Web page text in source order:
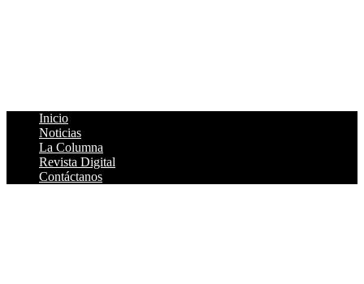
Inicio
Noticias
La Columna
Revista Digital
Contáctanos